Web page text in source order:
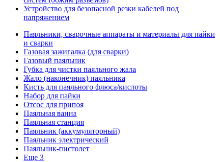
Устройство для безопасной резки кабелей под
напряжением
Паяльники, сварочные аппараты и материалы для пайки
и сварки
Газовая зажигалка (для сварки)
Газовый паяльник
Губка для чистки паяльного жала
Жало (наконечник) паяльника
Кисть для паяльного флюса/кислоты
Набор для пайки
Отсос для припоя
Паяльная ванна
Паяльная станция
Паяльник (аккумуляторный)
Паяльник электрический
Паяльник-пистолет
Еще 3